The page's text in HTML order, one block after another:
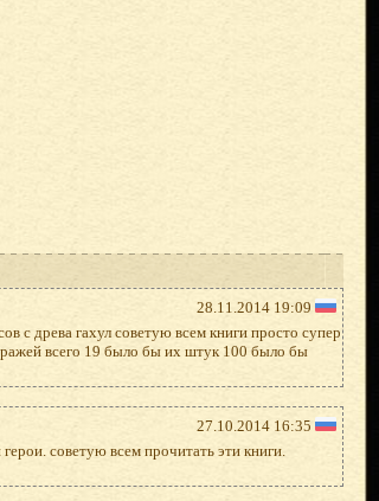
28.11.2014 19:09
с древа гахул советую всем книги просто супер
всего 19 было бы их штук 100 было бы
27.10.2014 16:35
советую всем прочитать эти книги.